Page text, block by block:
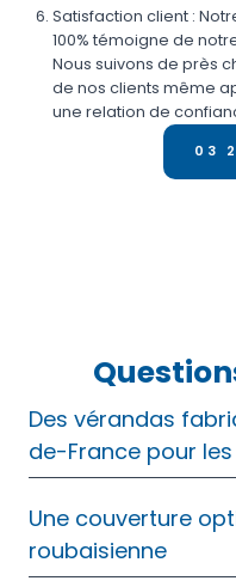
Satisfaction client :
100% témoigne de
Nous suivons de près
de nos clients même
une relation de
03
Des vérandas
de-France pour
Une couverture
roubaisienne